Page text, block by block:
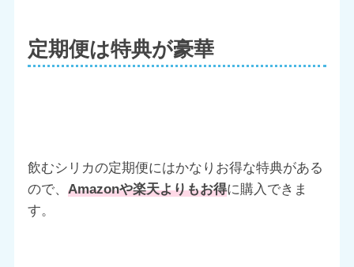
定期便は特典が豪華
飲むシリカの定期便にはかなりお得な特典がある
ので、 Amazonや楽天よりもお得に購入できま
す。